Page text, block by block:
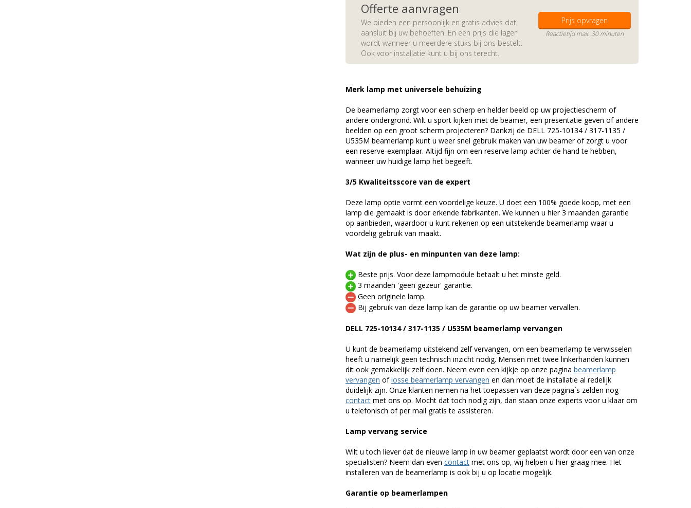
Offerte aanvragen
We bieden een persoonlijk en gratis advies dat
aansluit bij uw behoeften. En een prijs die lager
wordt wanneer u meerdere stuks bij ons bestelt.
Ook voor installatie kunt u bij ons terecht.
Prijs opvragen
Reactietijd max. 30 minuten
Merk lamp met universele behuizing
De beamerlamp zorgt voor een scherp en helder beeld op uw projectiescherm of
andere ondergrond. Wilt u sport kijken met de beamer, een presentatie geven of andere
beelden op een groot scherm projecteren? Dankzij de DELL 725-10134 / 317-1135 /
U535M beamerlamp kunt u weer snel gebruik maken van uw beamer of zorgt u voor
een reserve-exemplaar. Altijd fijn om een reserve lamp achter de hand te hebben,
wanneer uw huidige lamp het begeeft.
3/5 Kwaliteitsscore van de expert
Deze lamp optie vormt een voordelige keuze. U doet een 100% goede koop, met een
lamp die gemaakt is door erkende fabrikanten. We kunnen u hier 3 maanden garantie
op aanbieden, waardoor u kunt rekenen op een uitstekende beamerlamp waar u
voordelig gebruik van maakt.
Wat zijn de plus- en minpunten van deze lamp:
Beste prijs. Voor deze lampmodule betaalt u het minste geld.
3 maanden 'geen gezeur' garantie.
Geen originele lamp.
Bij gebruik van deze lamp kan de garantie op uw beamer vervallen.
DELL 725-10134 / 317-1135 / U535M beamerlamp vervangen
U kunt de beamerlamp uitstekend zelf vervangen, om een beamerlamp te verwisselen
heeft u namelijk geen technisch inzicht nodig. Mensen met twee linkerhanden kunnen
dit ook gemakkelijk zelf doen. Neem even een kijkje op onze pagina beamerlamp
vervangen oflosse beamerlamp vervangen en dan moet de installatie al redelijk
duidelijk zijn. Onze klanten nemen na het toepassen van deze pagina´s zelden nog
contact met ons op. Mocht dat toch nodig zijn, dan staan onze experts voor u klaar om
u telefonisch of per mail gratis te assisteren.
Lamp vervang service
Wilt u toch liever dat de nieuwe lamp in uw beamer geplaatst wordt door een van onze
specialisten? Neem dan even contact met ons op, wij helpen u hier graag mee. Het
installeren van de beamerlamp is ook bij u op locatie mogelijk.
Garantie op beamerlampen